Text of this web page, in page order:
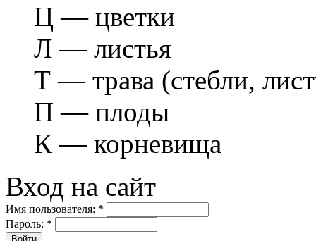
Ц — цветки
Л — листья
Т — трава (стебли,
П — плоды
К — корневища
Вход на сайт
Имя пользователя: *
Пароль: *